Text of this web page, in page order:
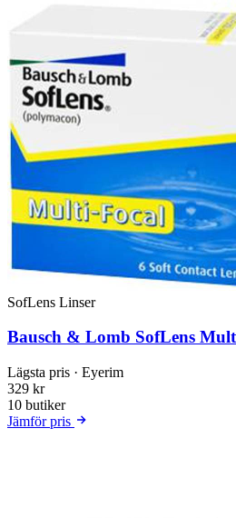
SofLens Linser
Bausch & Lomb SofLens
Lägsta pris · Eyerim
329 kr
10 butiker
Jämför pris